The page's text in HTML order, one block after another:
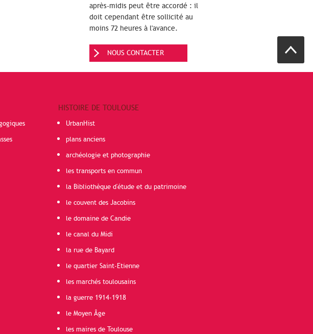
après-midis peut être accordé : il
doit cependant être sollicité au
moins 72 heures à l'avance.
NOUS CONTACTER
HISTOIRE DE TOULOUSE
UrbanHist
plans anciens
archéologie et photographie
les transports en commun
la Bibliothèque d'étude et du patrimoine
le couvent des Jacobins
le domaine de Candie
le canal du Midi
la rue de Bayard
le quartier Saint-Etienne
les marchés toulousains
la guerre 1914-1918
le Moyen Âge
les maires de Toulouse